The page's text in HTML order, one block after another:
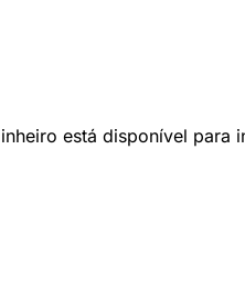
está disponível para